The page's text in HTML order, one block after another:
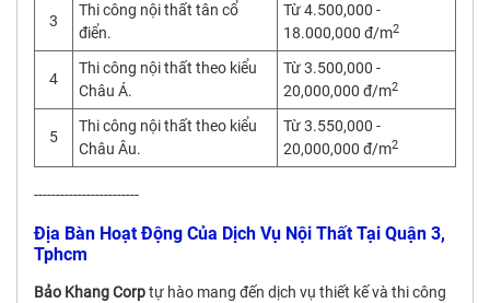
3
Thi công nội thất tân cổ
điển.
Từ 4.500,000 -
18.000,000 đ/m2
4
Thi công nội thất theo kiểu
Châu Á.
Từ 3.500,000 -
20,000,000 đ/m2
5
Thi công nội thất theo kiểu
Châu Âu.
Từ 3.550,000 -
20,000,000 đ/m2
------------------------
Địa Bàn Hoạt Động Của Dịch Vụ Nội Thất Tại Quận 3,
Tphcm
Bảo Khang Corptự hào mang đến dịch vụ thiết kế và thi công